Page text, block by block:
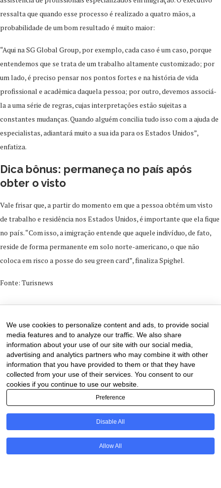
ressalta que quando esse processo é realizado a quatro mãos, a
probabilidade de um bom resultado é muito maior:
“Aqui na SG Global Group, por exemplo, cada caso é um caso, porque
entendemos que se trata de um trabalho altamente customizado; por
um lado, é preciso pensar nos pontos fortes e na história de vida
profissional e acadêmica daquela pessoa; por outro, devemos associá-
la a uma série de regras, cujas interpretações estão sujeitas a
constantes mudanças. Quando alguém concilia tudo isso com a ajuda de
especialistas, adiantará muito a sua ida para os Estados Unidos”,
enfatiza.
Dica bônus: permaneça no país após
obter o visto
Vale frisar que, a partir do momento em que a pessoa obtém um visto
de trabalho e residência nos Estados Unidos, é importante que ela fique
no país. “Com isso, a imigração entende que aquele indivíduo, de fato,
reside de forma permanente em solo norte-americano, o que não
coloca em risco a posse do seu green card”, finaliza Spighel.
Fonte: Turisnews
We use cookies to personalize content and ads, to provide social
media features and to analyze our traffic. We also share
information about your use of our site with our social media,
advertising and analytics partners who may combine it with other
information that you have provided to them or that they have
collected from your use of their services. You consent to our
cookies if you continue to use our website.
Preference
Disable All
Allow All